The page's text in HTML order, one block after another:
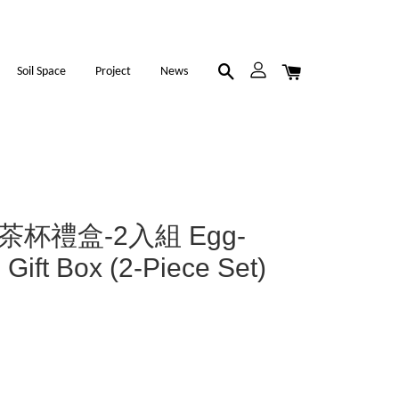
Soil Space Project News
杯禮盒-2入組 Egg-
Box (2-Piece Set)